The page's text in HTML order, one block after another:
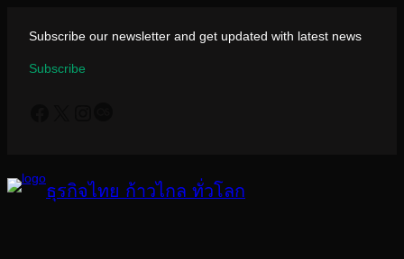
เนื้อหา
Subscribe our newsletter and get updated with latest news
Subscribe
ธุรกิจไทย ก้าวไกล ทั่วโลก